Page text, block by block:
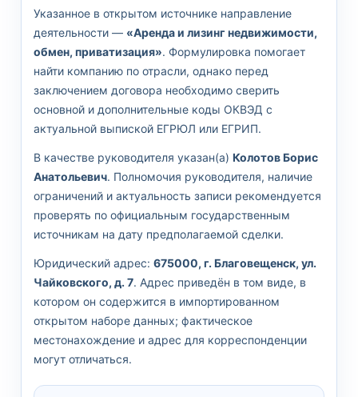
Указанное в открытом источнике направление
деятельности — «Аренда и лизинг недвижимости,
обмен, приватизация». Формулировка помогает
найти компанию по отрасли, однако перед
заключением договора необходимо сверить
основной и дополнительные коды ОКВЭД с
актуальной выпиской ЕГРЮЛ или ЕГРИП.
В качестве руководителя указан(а) Колотов Борис
Анатольевич. Полномочия руководителя, наличие
ограничений и актуальность записи рекомендуется
проверять по официальным государственным
источникам на дату предполагаемой сделки.
Юридический адрес: 675000, г. Благовещенск, ул.
Чайковского, д. 7. Адрес приведён в том виде, в
котором он содержится в импортированном
открытом наборе данных; фактическое
местонахождение и адрес для корреспонденции
могут отличаться.